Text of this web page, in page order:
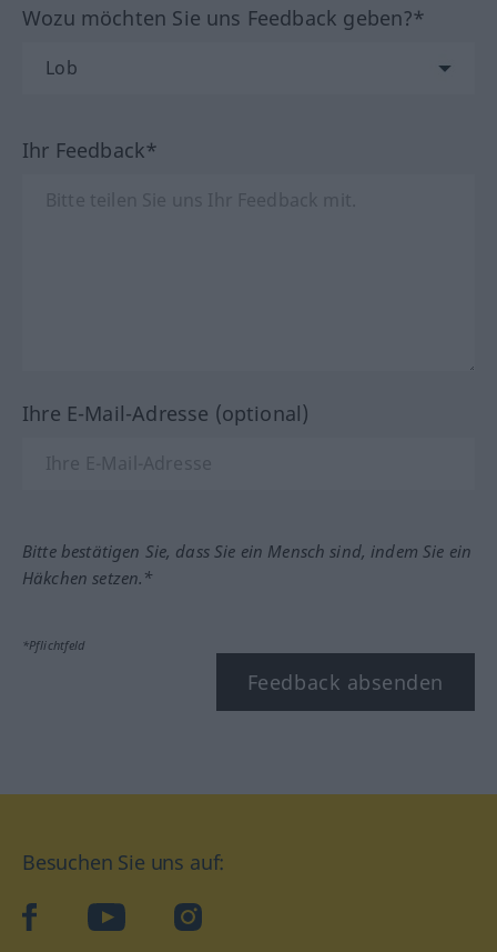
Wozu möchten Sie uns Feedback geben?*
Ihr Feedback*
Ihre E-Mail-Adresse (optional)
Bitte bestätigen Sie, dass Sie ein Mensch sind, indem Sie ein
Häkchen setzen.*
*Pflichtfeld
Feedback absenden
Besuchen Sie uns auf:
facebookYouTube Instagram